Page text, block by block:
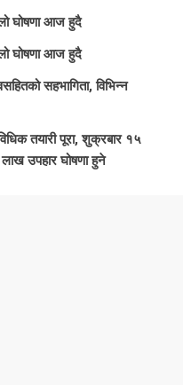
घोषणा आज हुदै
घोषणा आज हुदै
सहभागिता, विभिन्न
तयारी पूरा, शुक्रबार १५
उपहार घोषणा हुने